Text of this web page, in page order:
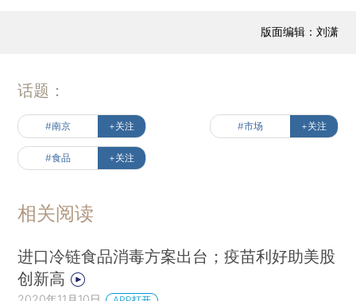
版面编辑：刘潇
话题：
#南京 +关注 #市场 +关注
#食品 +关注
相关阅读
进口冷链食品消毒方案出台；疫苗利好助美股
创新高